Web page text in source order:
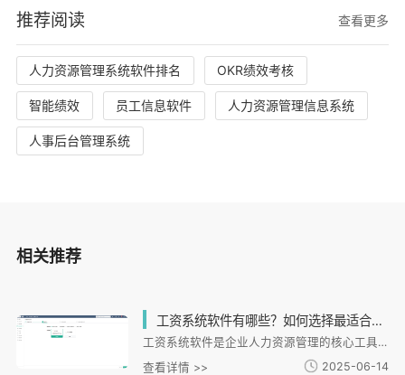
推荐阅读 查看更多
人力资源管理系统软件排名 OKR绩效考核
智能绩效 员工信息软件 人力资源管理信息系统
人事后台管理系统
相关推荐
工资系统软件有哪些？如何选择最适合企业的薪资管理工具？
工资系统软件是企业人力资源管理的核心工具，不同类型满足不同需求：基础核算型适合中小企业，智能一体化型适合连锁企业，行业定制型针对特定场景。选型需关注企业规模、功能适配性、数据安全和扩展性。i人事作为智能一体化代表，帮助连锁零售企业实现高效算薪和数据互通。未来趋势是智能化、场景化，企业应选择支持数据分析、员工自助和灵活配置的系统。建议通过免费试用评估适配性，选择与业务深度匹配的解决方案。
查看详情 >>
2025-06-14